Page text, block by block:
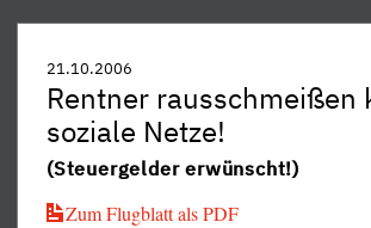
21.10.2006
Rentner rausschmeißen
soziale Netze!
(Steuergelder erwünscht!)
Zum Flugblatt als PDF